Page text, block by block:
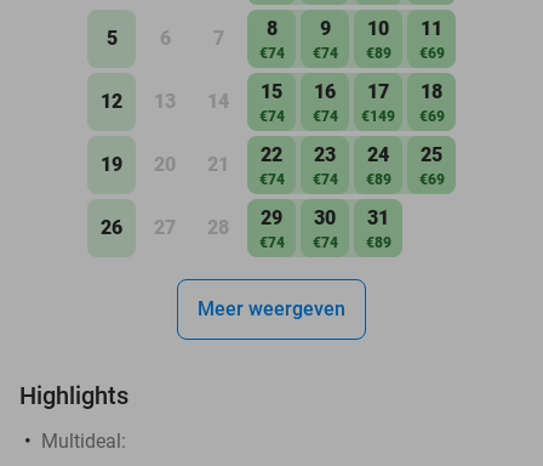
5 6 7 8
€74
9
€74
10
€89
11
€69
12 13 14 15
€74
16
€74
17
€149
18
€69
19 20 21 22
€74
23
€74
24
€89
25
€69
26 27 28 29
€74
30
€74
31
€89
Meer weergeven
Highlights
Multideal: